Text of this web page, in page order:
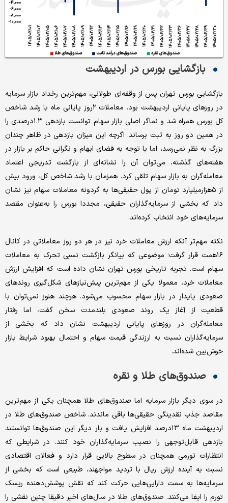
بازگشایی بورس در اردیبهشت
بازگشایی بورس تهران پس از وقفه‌ای طولانی، مهم‌ترین رخداد بازار سرمایه
در روزهای پایانی اردیبهشت بود. معاملات ۲روز پایانی ماه با رشد شاخص
کل بورس همراه شد و نماگر اصلی بازار سهام توانست بازدهی ۱.۳درصدی را
در همین دو روز به ثبت برساند. اگرچه این میزان بازدهی در ظاهر چندان
بزرگ به نظر نمی‌رسد، اما با توجه به فضای ابهام و نگرانی حاکم بر بازار در
هفته‌های گذشته، می‌توان آن را نشانه‌ای از بازگشت تدریجی اعتماد
معامله‌گران به بازار سهام تلقی کرد. همزمان با رشد شاخص کل، ورود بیش
از ۵هزار‌میلیارد تومان از پول حقیقی‌ها به گردونه معاملات سهام نیز نشان
داد که بخشی از سرمایه‌گذاران حقیقی، مجددا بورس را به‌عنوان مقصد
سرمایه‌های خود انتخاب کرده‌اند.
نکته مهم‌تر آنکه ارزش معاملات خرد نیز در هر دو روز معاملاتی در کانال
۱۶همت قرار گرفت؛ موضوعی که بیانگر بازگشت نسبی تحرک به معاملات
سهام است. تجربه تاریخی بورس تهران نشان داده است که افزایش ارزش
معاملات خرد، معمولا یکی از مهم‌ترین پیش‌نیازهای شکل‌گیری روندهای
صعودی پایدار در بازار سهام محسوب می‌شود. هرچند هنوز نمی‌توان با
قطعیت از آغاز یک روند صعودی بلندمدت سخن گفت، اما رفتار
معامله‌گران در روزهای پایانی اردیبهشت نشان داد که بخشی از
سرمایه‌گذاران نسبت به ارزندگی قیمت سهام و احتمال بهبود شرایط بازار
خوش‌بین شده‌اند.
صندوق‌های طلا و نقره
در سوی دیگر بازار سرمایه اما صندوق‌های طلا همچنان یکی از مهم‌ترین
مقاصد جذب نقدینگی حقیقی‌ها باقی ماندند. شاخص صندوق‌های طلا در
اردیبهشت ‌ماه ۱۳درصد افزایش یافت و بار دیگر این صندوق‌ها توانستند
بازدهی قابل‌توجهی را نصیب سرمایه‌گذاران خود کنند. در شرایطی که
انتظارات تورمی همچنان در سطوح بالایی قرار دارد و فعالان اقتصادی
نسبت به آینده ارزش ریال با تردید مواجهند، طبیعی است که بخشی از
سرمایه‌ها به سمت دارایی‌هایی حرکت کند که نقش پوشش‌‌دهنده ریسک
تورم را ایفا می‌کنند. صندوق‌های طلا در سال‌های اخیر دقیقا چنین نقشی را